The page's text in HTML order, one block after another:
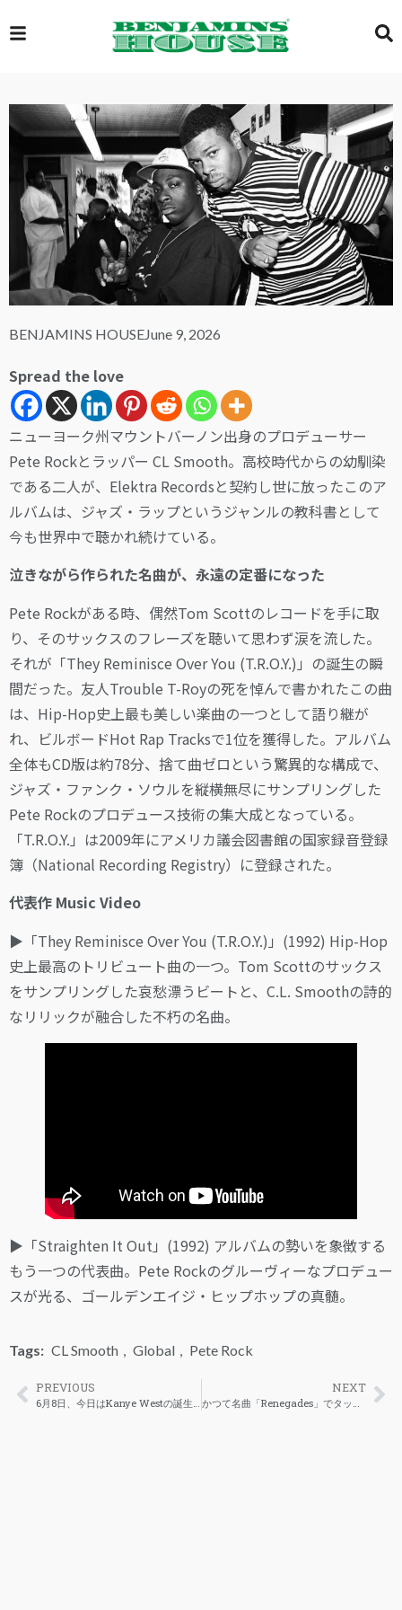
EXCLUSIVE
GLOBAL
VIDEOS
GALLERY
BENJAMINS HOUSEJune 9, 2026
Spread the love
ニューヨーク州マウントバーノン出身のプロデューサー
Pete Rockとラッパー CL Smooth。高校時代からの幼馴染
である二人が、Elektra Recordsと契約し世に放ったこのア
ルバムは、ジャズ・ラップというジャンルの教科書として
今も世界中で聴かれ続けている。
泣きながら作られた名曲が、永遠の定番になった
Pete Rockがある時、偶然Tom Scottのレコードを手に取
り、そのサックスのフレーズを聴いて思わず涙を流した。
それが「They Reminisce Over You (T.R.O.Y.)」の誕生の瞬
間だった。友人Trouble T-Royの死を悼んで書かれたこの曲
は、Hip-Hop史上最も美しい楽曲の一つとして語り継が
れ、ビルボードHot Rap Tracksで1位を獲得した。アルバム
全体もCD版は約78分、捨て曲ゼロという驚異的な構成で、
ジャズ・ファンク・ソウルを縦横無尽にサンプリングした
Pete Rockのプロデュース技術の集大成となっている。
「T.R.O.Y.」は2009年にアメリカ議会図書館の国家録音登録
簿（National Recording Registry）に登録された。
代表作 Music Video
▶︎「They Reminisce Over You (T.R.O.Y.)」(1992) Hip-Hop
史上最高のトリビュート曲の一つ。Tom Scottのサックス
をサンプリングした哀愁漂うビートと、C.L. Smoothの詩的
なリリックが融合した不朽の名曲。
▶︎「Straighten It Out」(1992) アルバムの勢いを象徴する
もう一つの代表曲。Pete Rockのグルーヴィーなプロデュー
スが光る、ゴールデンエイジ・ヒップホップの真髄。
Tags: CL Smooth Global Pete Rock
PREVIOUS NEXT